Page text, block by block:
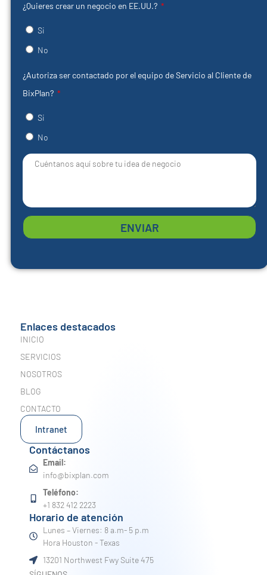
¿Quieres crear un negocio en EE.UU.?
Si
No
¿Autoriza ser contactado por el equipo de Servicio al Cliente de
BixPlan?
Si
No
ENVIAR
Enlaces destacados
INICIO
SERVICIOS
NOSOTROS
BLOG
CONTACTO
Intranet
Contáctanos
Email:
info@bixplan.com
Teléfono:
+1 832 412 2223
Horario de atención
Lunes – Viernes: 8 a.m- 5 p.m
Hora Houston - Texas
13201 Northwest Fwy Suite 475